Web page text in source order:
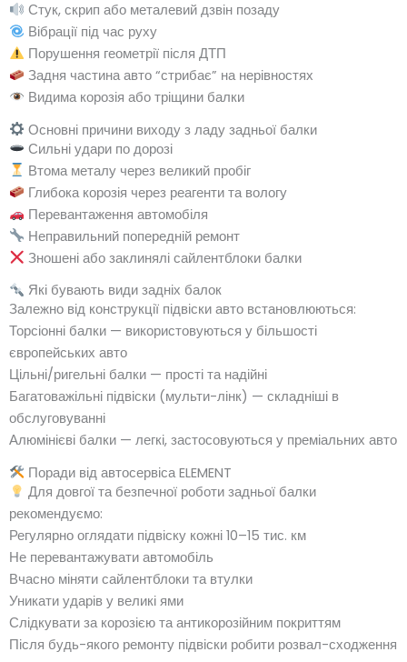
Стук, скрип або металевий дзвін позаду
Вібрації під час руху
Порушення геометрії після ДТП
Задня частина авто “стрибає” на нерівностях
Видима корозія або тріщини балки
Основні причини виходу з ладу задньої балки
Сильні удари по дорозі
Втома металу через великий пробіг
Глибока корозія через реагенти та вологу
Перевантаження автомобіля
Неправильний попередній ремонт
Зношені або заклинялі сайлентблоки балки
Які бувають види задніх балок
Залежно від конструкції підвіски авто встановлюються:
Торсіонні балки — використовуються у більшості
європейських авто
Цільні/ригельні балки — прості та надійні
Багатоважільні підвіски (мульти-лінк) — складніші в
обслуговуванні
Алюмінієві балки — легкі, застосовуються у преміальних авто
Поради від автосервіса ELEMENT
Для довгої та безпечної роботи задньої балки
рекомендуємо:
Регулярно оглядати підвіску кожні 10–15 тис. км
Не перевантажувати автомобіль
Вчасно міняти сайлентблоки та втулки
Уникати ударів у великі ями
Слідкувати за корозією та антикорозійним покриттям
Після будь-якого ремонту підвіски робити розвал-сходження